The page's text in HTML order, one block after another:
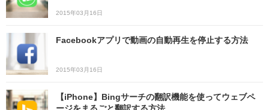
2015年03月16日
Facebookアプリで動画の自動再生を停止する方法
2015年03月16日
【iPhone】Bingサーチの翻訳機能を使ってウェブペ